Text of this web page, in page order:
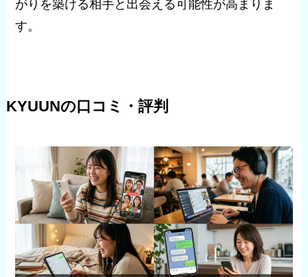
がりを築ける相手と出会える可能性が高まりま
す。
KYUUNの口コミ・評判